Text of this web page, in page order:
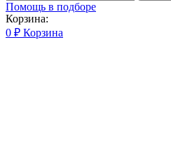
Помощь в подборе
Корзина:
0 ₽ Корзина